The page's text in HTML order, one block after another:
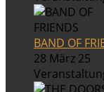
BAND OF
28 März 25